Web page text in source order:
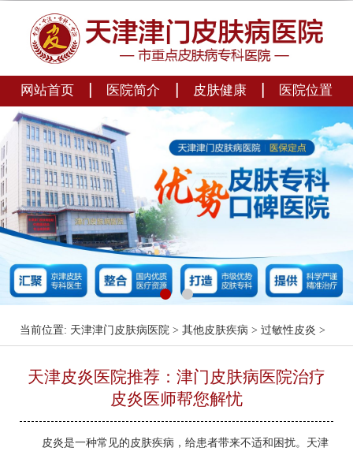
网站首页 | 医院简介 | 皮肤健康 | 医院位置
当前位置: 天津津门皮肤病医院 >其他皮肤疾病 >过敏性皮炎 >
天津皮炎医院推荐：津门皮肤病医院治疗
皮炎医师帮您解忧
皮炎是一种常见的皮肤疾病，给患者带来不适和困扰。天津